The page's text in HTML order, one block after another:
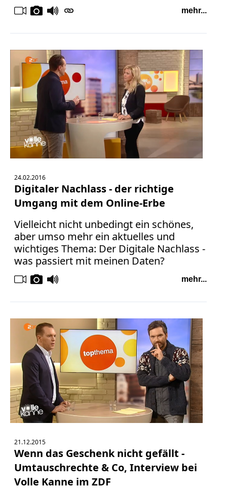
mehr...
24.02.2016
Digitaler Nachlass - der richtige
Umgang mit dem Online-Erbe
Vielleicht nicht unbedingt ein schönes,
aber umso mehr ein aktuelles und
wichtiges Thema: Der Digitale Nachlass -
was passiert mit meinen Daten?
mehr...
21.12.2015
Wenn das Geschenk nicht gefällt -
Umtauschrechte & Co, Interview bei
Volle Kanne im ZDF